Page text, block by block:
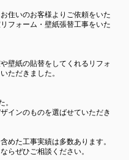
住いのお客様よりご依頼をいた
フォーム・壁紙張替工事をいた
壁紙の貼替をしてくれるリフォ
ただきました。
。
インのものを選ばせていただき
めた工事実績は多数あります。
らぜひご相談ください。